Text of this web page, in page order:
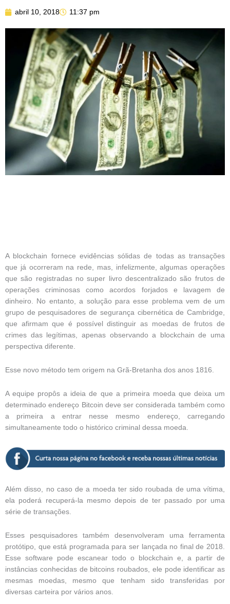
abril 10, 2018 11:37 pm
A blockchain fornece evidências sólidas de todas as transações
que já ocorreram na rede, mas, infelizmente, algumas operações
que são registradas no super livro descentralizado são frutos de
operações criminosas como acordos forjados e lavagem de
dinheiro. No entanto, a solução para esse problema vem de um
grupo de pesquisadores de segurança cibernética de Cambridge,
que afirmam que é possível distinguir as moedas de frutos de
crimes das legítimas, apenas observando a blockchain de uma
perspectiva diferente.
Esse novo método tem origem na Grã-Bretanha dos anos 1816.
A equipe propôs a ideia de que a primeira moeda que deixa um
determinado endereço Bitcoin deve ser considerada também como
a primeira a entrar nesse mesmo endereço, carregando
simultaneamente todo o histórico criminal dessa moeda.
Além disso, no caso de a moeda ter sido roubada de uma vítima,
ela poderá recuperá-la mesmo depois de ter passado por uma
série de transações.
Esses pesquisadores também desenvolveram uma ferramenta
protótipo, que está programada para ser lançada no final de 2018.
Esse software pode escanear todo o blockchain e, a partir de
instâncias conhecidas de bitcoins roubados, ele pode identificar as
mesmas moedas, mesmo que tenham sido transferidas por
diversas carteira por vários anos.